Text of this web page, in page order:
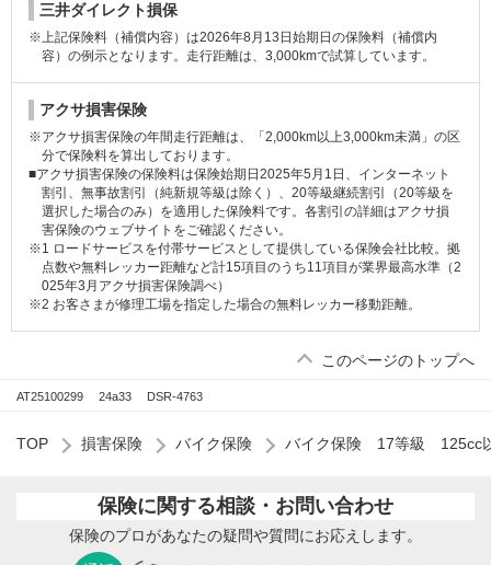
三井ダイレクト損保
※上記保険料（補償内容）は2026年8月13日始期日の保険料（補償内
容）の例示となります。走行距離は、3,000kmで試算しています。
アクサ損害保険
※アクサ損害保険の年間走行距離は、「2,000km以上3,000km未満」の区
分で保険料を算出しております。
■アクサ損害保険の保険料は保険始期日2025年5月1日、インターネット
割引、無事故割引（純新規等級は除く）、20等級継続割引（20等級を
選択した場合のみ）を適用した保険料です。各割引の詳細はアクサ損
害保険のウェブサイトをご確認ください。
※1 ロードサービスを付帯サービスとして提供している保険会社比較。拠
点数や無料レッカー距離など計15項目のうち11項目が業界最高水準（2
025年3月アクサ損害保険調べ）
※2 お客さまが修理工場を指定した場合の無料レッカー移動距離。
このページのトップへ
AT25100299 24a33 DSR-4763
TOP 損害保険 バイク保険 バイク保険 17等級 125cc
保険に関する相談・お問い合わせ
保険のプロがあなたの疑問や質問にお応えします。